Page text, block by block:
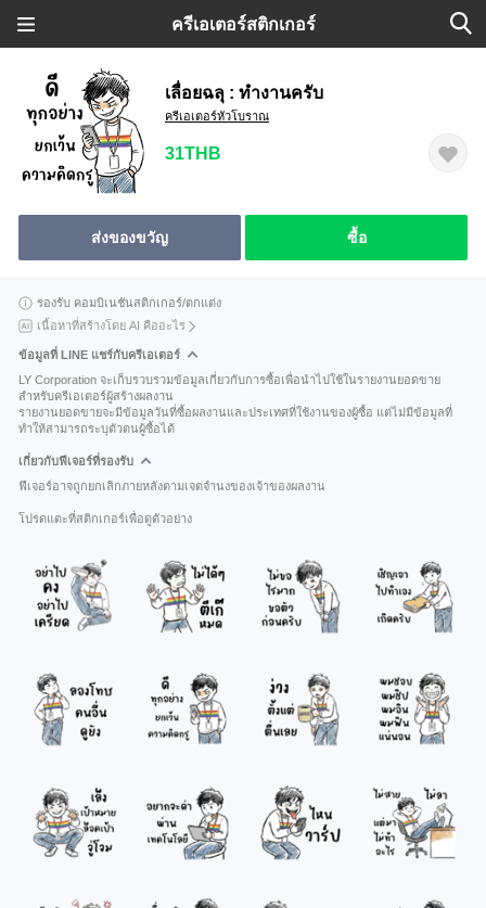
ครีเอเตอร์สติกเกอร์
เลื่อยฉลุ : ทำงานครับ
ครีเอเตอร์หัวโบราณ
31THB
ส่งของขวัญ ซื้อ
รองรับ คอมบิเนชันสติกเกอร์/ตกแต่ง
เนื้อหาที่สร้างโดย AI คืออะไร
ข้อมูลที่ LINE แชร์กับครีเอเตอร์
LY Corporation จะเก็บรวบรวมข้อมูลเกี่ยวกับการซื้อเพื่อนำไปใช้ในรายงานยอดขาย
สำหรับครีเอเตอร์ผู้สร้างผลงาน
รายงานยอดขายจะมีข้อมูลวันที่ซื้อผลงานและประเทศที่ใช้งานของผู้ซื้อ แต่ไม่มีข้อมูลที่
ทำให้สามารถระบุตัวตนผู้ซื้อได้
เกี่ยวกับฟีเจอร์ที่รองรับ
ฟีเจอร์อาจถูกยกเลิกภายหลังตามเจตจำนงของเจ้าของผลงาน
โปรดแตะที่สติกเกอร์เพื่อดูตัวอย่าง